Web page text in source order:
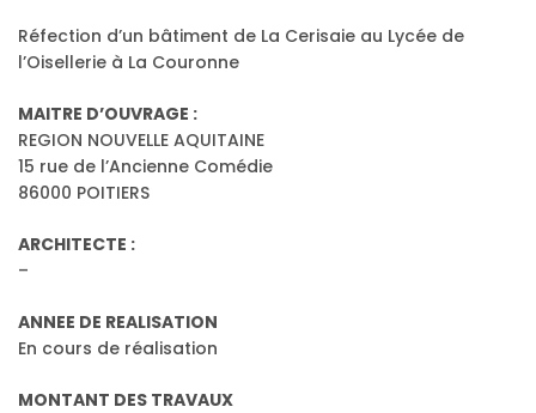
Réfection d’un bâtiment de La Cerisaie au Lycée de
l’Oisellerie à La Couronne
MAITRE D’OUVRAGE :
REGION NOUVELLE AQUITAINE
15 rue de l’Ancienne Comédie
86000 POITIERS
ARCHITECTE :
–
ANNEE DE REALISATION
En cours de réalisation
MONTANT DES TRAVAUX